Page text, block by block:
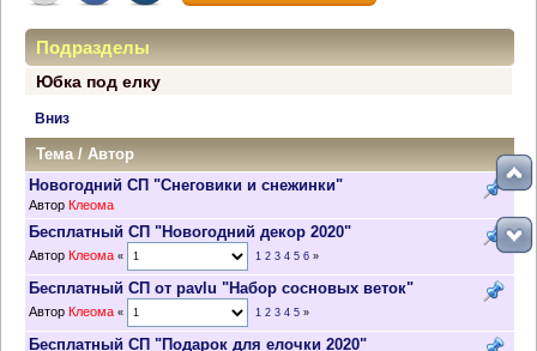
Подразделы
Юбка под елку
Вниз
Тема /Автор
Новогодний СП "Снеговики и снежинки"
Автор Клеома
Бесплатный СП "Новогодний декор 2020"
Автор Клеома « 1 2 3 4 5 6»
Бесплатный СП от pavlu "Набор сосновых веток"
Автор Клеома « 1 2 3 4 5»
Бесплатный СП "Подарок для елочки 2020"